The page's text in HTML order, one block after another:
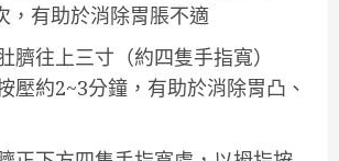
，有助於消除胃脹不適
臍往上三寸（約四隻手指寬）
壓約2~3分鐘，有助於消除胃凸、